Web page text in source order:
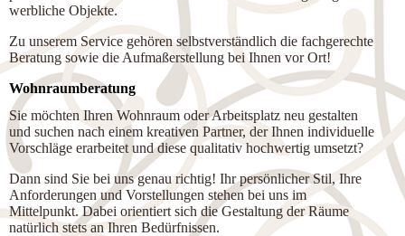
werb­liche Objekte.
Zu unserem Service gehören selbst­ver­ständ­lich die fachgerechte
Beratung sowie die Aufmaßerstellung bei Ihnen vor Ort!
Wohnraumberatung
Sie möchten Ihren Wohnraum oder Arbeitsplatz neu gestalten
und suchen nach einem kreativen Partner, der Ihnen individuelle
Vorschläge erarbeitet und diese qualitativ hochwertig umsetzt?
Dann sind Sie bei uns genau richtig! Ihr persönlicher Stil, Ihre
Anforderungen und Vorstellungen stehen bei uns im
Mittelpunkt. Dabei orientiert sich die Gestaltung der Räume
natürlich stets an Ihren Bedürfnissen.